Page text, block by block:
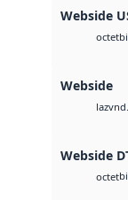
Webside
octet
Webside
laz
Webside
octet